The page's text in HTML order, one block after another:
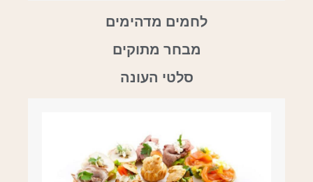
לחמים מדהימים
מבחר מתוקים
סלטי העונה